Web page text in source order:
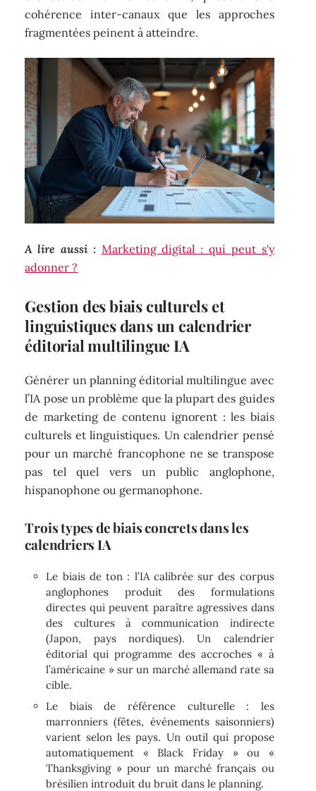
cohérence inter-canaux que les approches
fragmentées peinent à atteindre.
A lire aussi : Marketing digital : qui peut s'y
adonner ?
Gestion des biais culturels et
linguistiques dans un calendrier
éditorial multilingue IA
Générer un planning éditorial multilingue avec
l’IA pose un problème que la plupart des guides
de marketing de contenu ignorent : les biais
culturels et linguistiques. Un calendrier pensé
pour un marché francophone ne se transpose
pas tel quel vers un public anglophone,
hispanophone ou germanophone.
Trois types de biais concrets dans les
calendriers IA
Le biais de ton : l’IA calibrée sur des corpus
anglophones produit des formulations
directes qui peuvent paraître agressives dans
des cultures à communication indirecte
(Japon, pays nordiques). Un calendrier
éditorial qui programme des accroches « à
l’américaine » sur un marché allemand rate sa
cible.
Le biais de référence culturelle : les
marronniers (fêtes, événements saisonniers)
varient selon les pays. Un outil qui propose
automatiquement « Black Friday » ou «
Thanksgiving » pour un marché français ou
brésilien introduit du bruit dans le planning.